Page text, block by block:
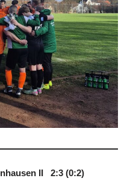
II 2:3 (0:2)